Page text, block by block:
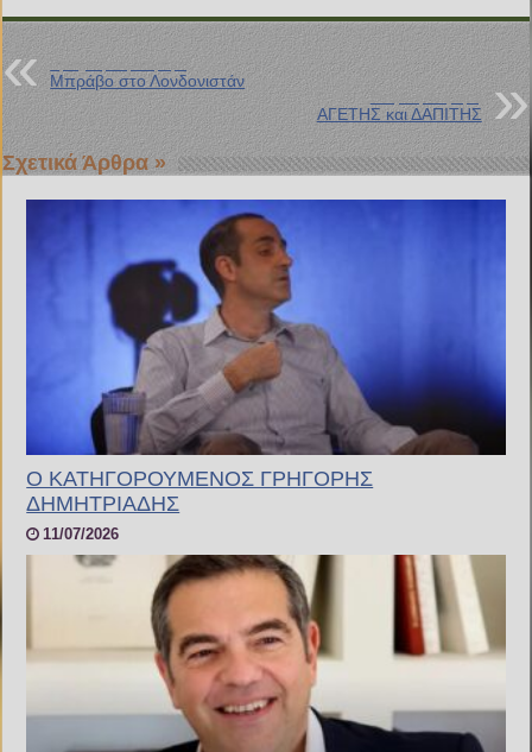
Προηγούμενη Ανάρτηση
Μπράβο στο Λονδονιστάν
Επόμενη Ανάρτηση
ΑΓΕΤΗΣ και ΔΑΠΙΤΗΣ
Σχετικά Άρθρα »
Ο ΚΑΤΗΓΟΡΟΥΜΕΝΟΣ ΓΡΗΓΟΡΗΣ
ΔΗΜΗΤΡΙΑΔΗΣ
11/07/2026